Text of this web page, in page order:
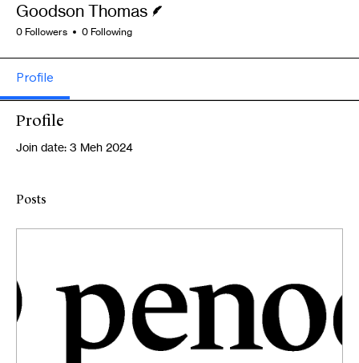
Goodson Thomas
0 Followers 0 Following
Profile
Profile
Join date: 3 Meh 2024
Posts